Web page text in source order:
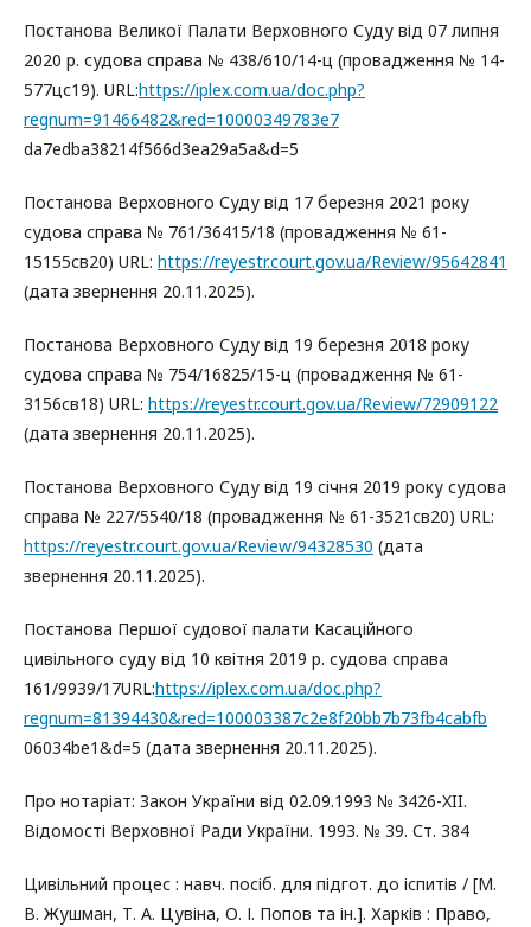
Постанова Великої Палати Верховного Суду від 07 липня
2020 р. судова справа № 438/610/14-ц (провадження № 14-
577цс19). URL:https://iplex.com.ua/doc.php?
regnum=91466482&red=10000349783e7
da7edba38214f566d3ea29a5a&d=5
Постанова Верховного Суду від 17 березня 2021 року
судова справа № 761/36415/18 (провадження № 61-
15155св20) URL: https://reyestr.court.gov.ua/Review/95642841
(дата звернення 20.11.2025).
Постанова Верховного Суду від 19 березня 2018 року
судова справа № 754/16825/15-ц (провадження № 61-
3156св18) URL: https://reyestr.court.gov.ua/Review/72909122
(дата звернення 20.11.2025).
Постанова Верховного Суду від 19 січня 2019 року судова
справа № 227/5540/18 (провадження № 61-3521св20) URL:
https://reyestr.court.gov.ua/Review/94328530 (дата
звернення 20.11.2025).
Постанова Першої судової палати Касаційного
цивільного суду від 10 квітня 2019 р. судова справа
161/9939/17URL:https://iplex.com.ua/doc.php?
regnum=81394430&red=100003387c2e8f20bb7b73fb4cabfb
06034be1&d=5 (дата звернення 20.11.2025).
Про нотаріат: Закон України від 02.09.1993 № 3426-XII.
Відомості Верховної Ради України. 1993. № 39. Ст. 384
Цивільний процес : навч. посіб. для підгот. до іспитів / [М.
В. Жушман, Т. А. Цувіна, О. І. Попов та ін.]. Харків : Право,